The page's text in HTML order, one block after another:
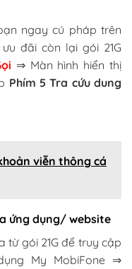
ngay cú pháp trên
đãi còn lại gói 21G
⇒ Màn hình hiển thị
Phím 5 Tra cứu dung
viễn thông cá
ứng dụng/ website
từ gói 21G để truy cập
My MobiFone ⇒